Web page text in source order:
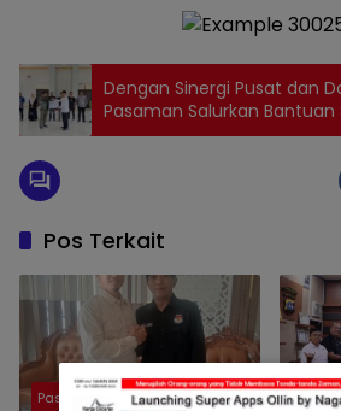
Dengan Sinergi Pusat dan
Pasaman Salurkan
Terdampak Bencana
Pos Terkait
Pasaman